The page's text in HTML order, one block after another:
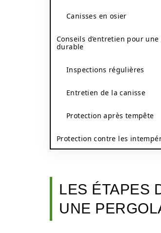
Canisses en osier
Conseils d’entretien pour
durable
Inspections régulières
Entretien de la canisse
Protection après tempête
Protection contre les
LES ÉTAPES
UNE